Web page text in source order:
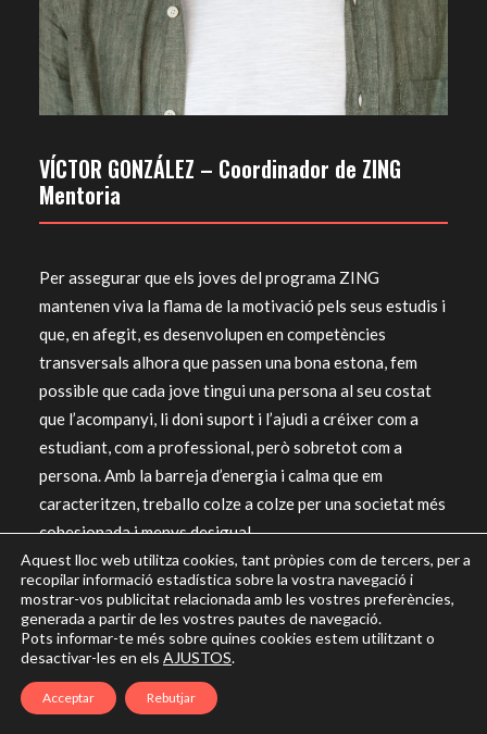
VÍCTOR GONZÁLEZ – Coordinador de ZING
Mentoria
Per assegurar que els joves del programa ZING
mantenen viva la flama de la motivació pels seus estudis i
que, en afegit, es desenvolupen en competències
transversals alhora que passen una bona estona, fem
possible que cada jove tingui una persona al seu costat
que l’acompanyi, li doni suport i l’ajudi a créixer com a
estudiant, com a professional, però sobretot com a
persona. Amb la barreja d’energia i calma que em
caracteritzen, treballo colze a colze per una societat més
cohesionada i menys desigual.
Aquest lloc web utilitza cookies, tant pròpies com de tercers, per a
recopilar informació estadística sobre la vostra navegació i
mostrar-vos publicitat relacionada amb les vostres preferències,
generada a partir de les vostres pautes de navegació.
Pots informar-te més sobre quines cookies estem utilitzant o
desactivar-les en els AJUSTOS.
Acceptar Rebutjar